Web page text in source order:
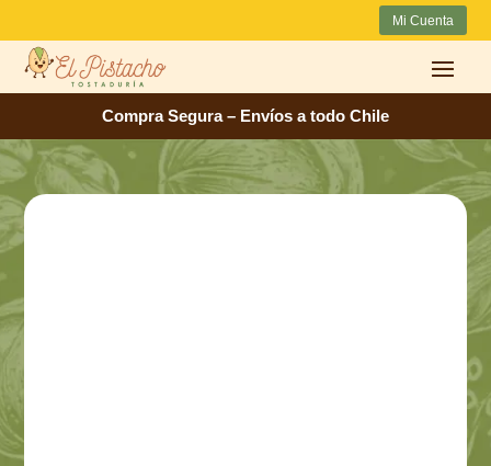
Mi Cuenta
Compra Segura – Envíos a todo Chile